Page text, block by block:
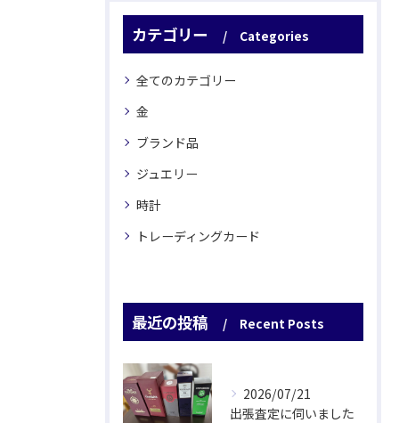
カテゴリー Categories
全てのカテゴリー
金
ブランド品
ジュエリー
時計
トレーディングカード
最近の投稿 Recent Posts
2026/07/21
出張査定に伺いました